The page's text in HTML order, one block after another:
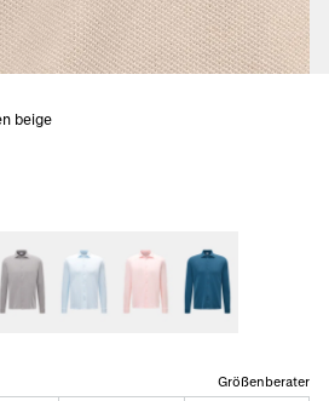
beige
Größenberater